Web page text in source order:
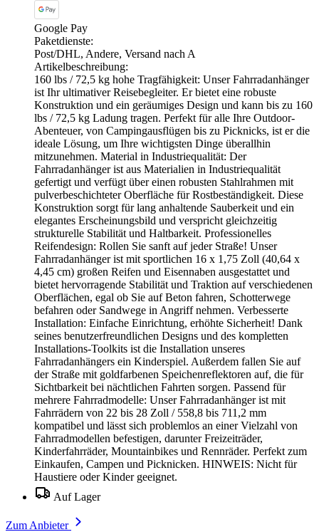
Google Pay
Paketdienste:
Post/DHL, Andere, Versand nach A
Artikelbeschreibung:
160 lbs / 72,5 kg hohe Tragfähigkeit: Unser Fahrradanhänger
ist Ihr ultimativer Reisebegleiter. Er bietet eine robuste
Konstruktion und ein geräumiges Design und kann bis zu 160
lbs / 72,5 kg Ladung tragen. Perfekt für alle Ihre Outdoor-
Abenteuer, von Campingausflügen bis zu Picknicks, ist er die
ideale Lösung, um Ihre wichtigsten Dinge überallhin
mitzunehmen. Material in Industriequalität: Der
Fahrradanhänger ist aus Materialien in Industriequalität
gefertigt und verfügt über einen robusten Stahlrahmen mit
pulverbeschichteter Oberfläche für Rostbeständigkeit. Diese
Konstruktion sorgt für lang anhaltende Sauberkeit und ein
elegantes Erscheinungsbild und verspricht gleichzeitig
strukturelle Stabilität und Haltbarkeit. Professionelles
Reifendesign: Rollen Sie sanft auf jeder Straße! Unser
Fahrradanhänger ist mit sportlichen 16 x 1,75 Zoll (40,64 x
4,45 cm) großen Reifen und Eisennaben ausgestattet und
bietet hervorragende Stabilität und Traktion auf verschiedenen
Oberflächen, egal ob Sie auf Beton fahren, Schotterwege
befahren oder Sandwege in Angriff nehmen. Verbesserte
Installation: Einfache Einrichtung, erhöhte Sicherheit! Dank
seines benutzerfreundlichen Designs und des kompletten
Installations-Toolkits ist die Installation unseres
Fahrradanhängers ein Kinderspiel. Außerdem fallen Sie auf
der Straße mit goldfarbenen Speichenreflektoren auf, die für
Sichtbarkeit bei nächtlichen Fahrten sorgen. Passend für
mehrere Fahrradmodelle: Unser Fahrradanhänger ist mit
Fahrrädern von 22 bis 28 Zoll / 558,8 bis 711,2 mm
kompatibel und lässt sich problemlos an einer Vielzahl von
Fahrradmodellen befestigen, darunter Freizeiträder,
Kinderfahrräder, Mountainbikes und Rennräder. Perfekt zum
Einkaufen, Campen und Picknicken. HINWEIS: Nicht für
Haustiere oder Kinder geeignet.
Auf Lager
Zum Anbieter